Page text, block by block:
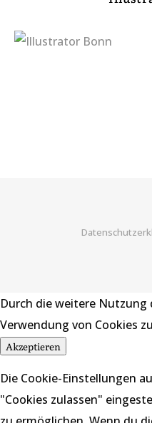
Durch die weitere
Verwendung von Cookies
Akzeptieren
Die Cookie-Einstellungen
"Cookies zulassen"